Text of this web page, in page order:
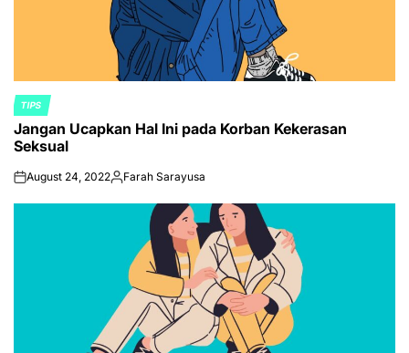
POSTED
IN
TIPS
Jangan Ucapkan Hal Ini pada Korban Kekerasan
Seksual
onAugust 24, 2022Posted
Farah Sarayusa